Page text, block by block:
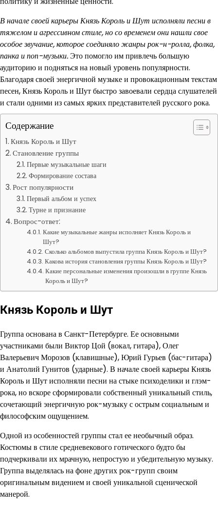
В начале своей карьеры Князь Король и Шут исполняли песни в
тяжелом и агрессивном стиле, но со временем они нашли свое
особое звучание, которое соединяло жанры рок-н-ролла, фолка,
панка и поп-музыки.Это помогло им привлечь большую
аудиторию и подняться на новый уровень популярности.
Благодаря своей энергичной музыке и провокационным текстам
песен, Князь Король и Шут быстро завоевали сердца слушателей
и стали одними из самых ярких представителей русского рока.
Содержание
Князь Король и Шут
Становление группы
Первые музыкальные шаги
Формирование состава
Рост популярности
Первый альбом и успех
Турне и признание
Вопрос-ответ:
Какие музыкальные жанры исполняет Князь Король и
Шут?
Сколько альбомов выпустила группа Князь Король и Шут?
Какова история становления группы Князь Король и Шут?
Какие персональные изменения произошли в группе Князь
Король и Шут?
Князь Король и Шут
Группа основана в Санкт-Петербурге. Ее основными
участниками были Виктор Цой (вокал, гитара), Олег
Валерьевич Морозов (клавишные), Юрий Гурьев (бас-гитара)
и Анатолий Гунитов (ударные). В начале своей карьеры Князь
Король и Шут исполняли песни на стыке психоделики и глэм-
рока, но вскоре сформировали собственный уникальный стиль,
сочетающий энергичную рок-музыку с острым социальным и
философским ощущением.
Одной из особенностей группы стал ее необычный образ.
Костюмы в стиле средневекового готического будто бы
подчеркивали их мрачную, непростую и убедительную музыку.
Группа выделялась на фоне других рок-групп своим
оригинальным видением и своей уникальной сценической
манерой.